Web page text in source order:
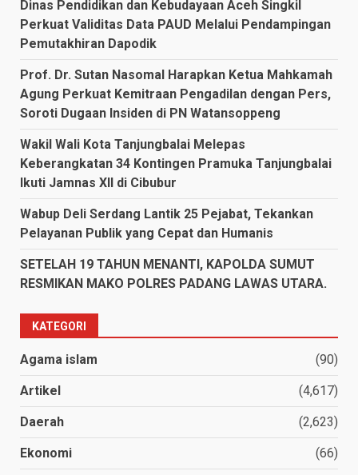
Dinas Pendidikan dan Kebudayaan Aceh Singkil
Perkuat Validitas Data PAUD Melalui Pendampingan
Pemutakhiran Dapodik
Prof. Dr. Sutan Nasomal Harapkan Ketua Mahkamah
Agung Perkuat Kemitraan Pengadilan dengan Pers,
Soroti Dugaan Insiden di PN Watansoppeng
Wakil Wali Kota Tanjungbalai Melepas
Keberangkatan 34 Kontingen Pramuka Tanjungbalai
Ikuti Jamnas XII di Cibubur
Wabup Deli Serdang Lantik 25 Pejabat, Tekankan
Pelayanan Publik yang Cepat dan Humanis
SETELAH 19 TAHUN MENANTI, KAPOLDA SUMUT
RESMIKAN MAKO POLRES PADANG LAWAS UTARA.
KATEGORI
Agama islam (90)
Artikel (4,617)
Daerah (2,623)
Ekonomi (66)